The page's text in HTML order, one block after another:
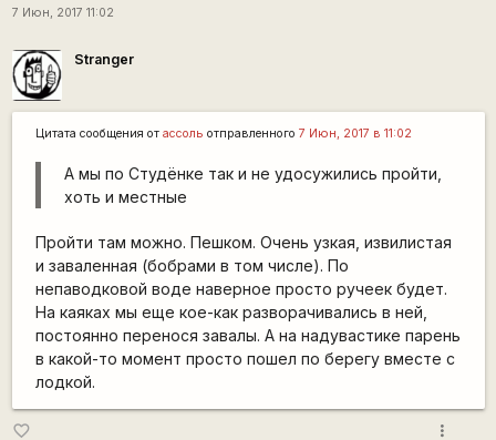
7 Июн, 2017 11:02
Stranger
Цитата сообщения от ассоль отправленного 7 Июн, 2017 в 11:02
А мы по Студёнке так и не удосужились пройти,
хоть и местные
Пройти там можно. Пешком. Очень узкая, извилистая
и заваленная (бобрами в том числе). По
непаводковой воде наверное просто ручеек будет.
На каяках мы еще кое-как разворачивались в ней,
постоянно перенося завалы. А на надувастике парень
в какой-то момент просто пошел по берегу вместе с
лодкой.
favorite_border more_vert